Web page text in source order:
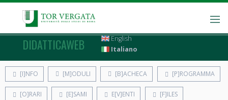
DIDATTICAWEB
English
Italiano
[I]NFO [M]ODULI [B]ACHECA [P]ROGRAMMA
[O]RARI [E]SAMI E[V]ENTI [F]ILES